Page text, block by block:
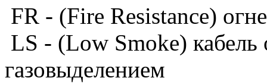
FR - (Fire Resistance)
LS - (Low Smoke)
газовыделением